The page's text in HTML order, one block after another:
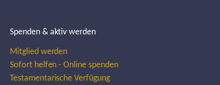
Spenden & aktiv werden
Mitglied werden
Sofort helfen - Online spenden
Testamentarische Verfügung